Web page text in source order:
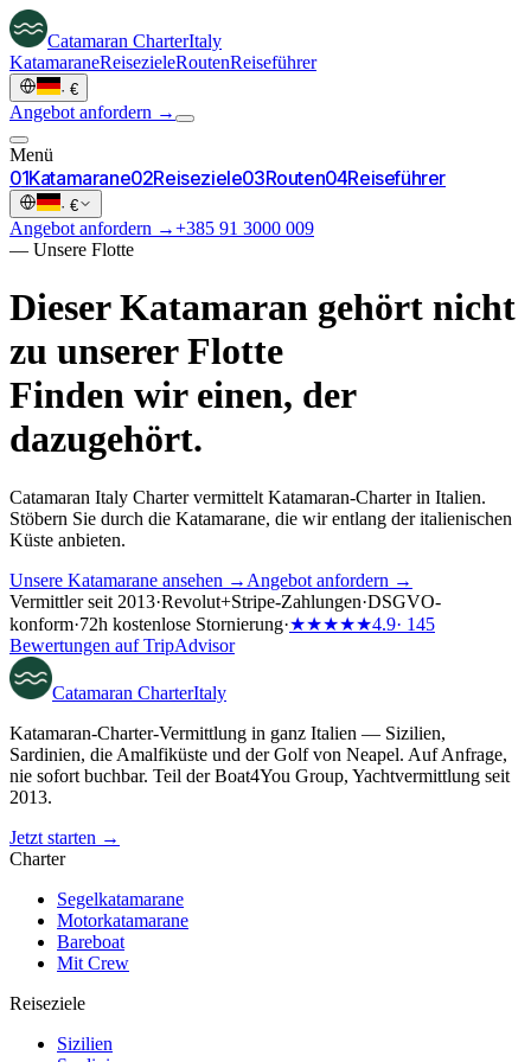
Catamaran CharterItaly
KatamaraneReisezieleRoutenReiseführer
· €
Angebot anfordern →
Menü
01Katamarane02Reiseziele03Routen04Reiseführer
· €
Angebot anfordern →+385 91 3000 009
— Unsere Flotte
Dieser Katamaran gehört nicht
zu unserer Flotte
Finden wir einen, der
dazugehört.
Catamaran Italy Charter vermittelt Katamaran-Charter in Italien.
Stöbern Sie durch die Katamarane, die wir entlang der italienischen
Küste anbieten.
Unsere Katamarane ansehen → Angebot anfordern →
Vermittler seit 2013·Revolut+Stripe-Zahlungen·DSGVO-
konform·72h kostenlose Stornierung·★★★★★4.9· 145
Bewertungen auf TripAdvisor
Catamaran CharterItaly
Katamaran-Charter-Vermittlung in ganz Italien — Sizilien,
Sardinien, die Amalfiküste und der Golf von Neapel. Auf Anfrage,
nie sofort buchbar. Teil der Boat4You Group, Yachtvermittlung seit
2013.
Jetzt starten →
Charter
Segelkatamarane
Motorkatamarane
Bareboat
Mit Crew
Reiseziele
Sizilien